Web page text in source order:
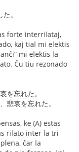
。
forte interrilataj,
kaj tial mi elektis
mi elektis la
Ĉu tiu rezonado
を忘れた。
、悲哀を忘れた。
ke (A) estas
rilato inter la tri
ĉar la